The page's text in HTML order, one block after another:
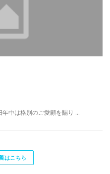
中は格別のご愛顧を賜り …
はこちら